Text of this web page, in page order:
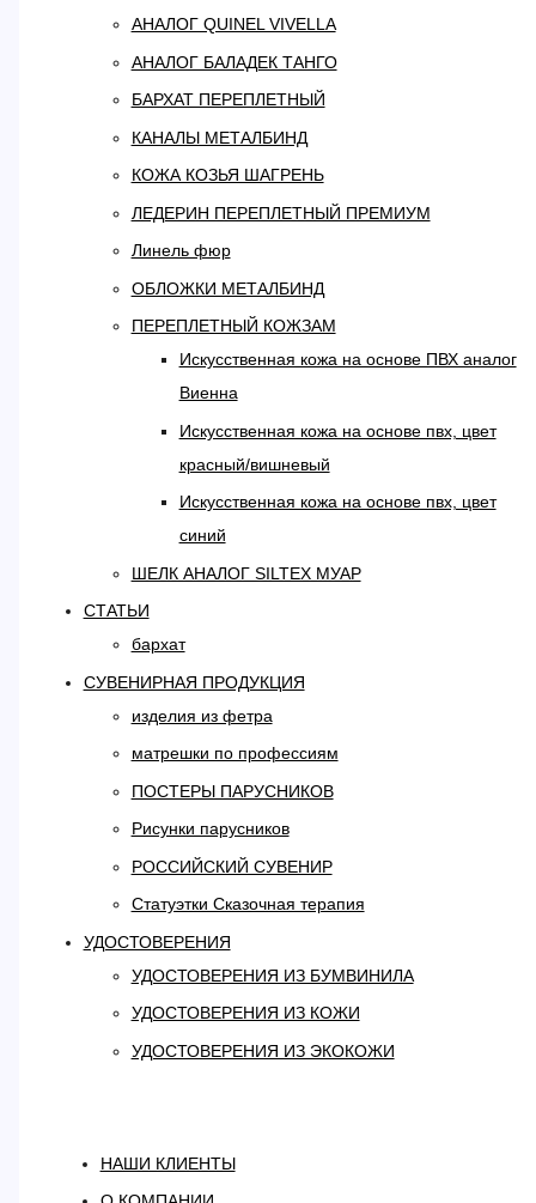
АНАЛОГ QUINEL VIVELLA
АНАЛОГ БАЛАДЕК ТАНГО
БАРХАТ ПЕРЕПЛЕТНЫЙ
КАНАЛЫ МЕТАЛБИНД
КОЖА КОЗЬЯ ШАГРЕНЬ
ЛЕДЕРИН ПЕРЕПЛЕТНЫЙ ПРЕМИУМ
Линель фюр
ОБЛОЖКИ МЕТАЛБИНД
ПЕРЕПЛЕТНЫЙ КОЖЗАМ
Искусственная кожа на основе ПВХ аналог
Виенна
Искусственная кожа на основе пвх, цвет
красный/вишневый
Искусственная кожа на основе пвх, цвет
синий
ШЕЛК АНАЛОГ SILTEX МУАР
СТАТЬИ
бархат
СУВЕНИРНАЯ ПРОДУКЦИЯ
изделия из фетра
матрешки по профессиям
ПОСТЕРЫ ПАРУСНИКОВ
Рисунки парусников
РОССИЙСКИЙ СУВЕНИР
Статуэтки Сказочная терапия
УДОСТОВЕРЕНИЯ
УДОСТОВЕРЕНИЯ ИЗ БУМВИНИЛА
УДОСТОВЕРЕНИЯ ИЗ КОЖИ
УДОСТОВЕРЕНИЯ ИЗ ЭКОКОЖИ
НАШИ КЛИЕНТЫ